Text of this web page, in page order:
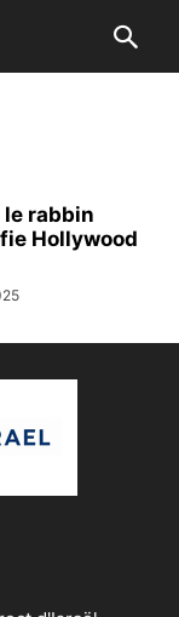
le rabbin
Hollywood